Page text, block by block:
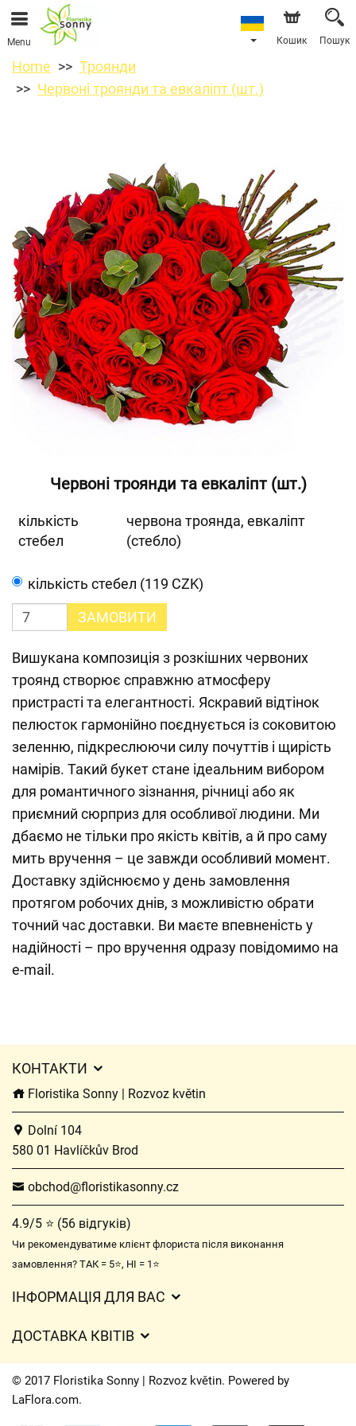
Menu Кошик Пошук
Home
Троянди
Червоні троянди та евкаліпт (шт.)
Червоні троянди та евкаліпт (шт.)
кількість
стебел
червона троянда, евкаліпт
(стебло)
кількість стебел (119 CZK)
ЗАМОВИТИ
Вишукана композиція з розкішних червоних
троянд створює справжню атмосферу
пристрасті та елегантності. Яскравий відтінок
пелюсток гармонійно поєднується із соковитою
зеленню, підкреслюючи силу почуттів і щирість
намірів. Такий букет стане ідеальним вибором
для романтичного зізнання, річниці або як
приємний сюрприз для особливої людини. Ми
дбаємо не тільки про якість квітів, а й про саму
мить вручення – це завжди особливий момент.
Доставку здійснюємо у день замовлення
протягом робочих днів, з можливістю обрати
точний час доставки. Ви маєте впевненість у
надійності – про вручення одразу повідомимо на
e-mail.
КОНТАКТИ
Floristika Sonny | Rozvoz květin
Dolní 104
580 01 Havlíčkův Brod
obchod@floristikasonny.cz
4.9/5 ⭐ (56 відгуків)
Чи рекомендуватиме клієнт флориста після виконання
замовлення? ТАК = 5⭐, НІ = 1⭐
ІНФОРМАЦІЯ ДЛЯ ВАС
Захист персональних даних
Час доставки квітів – огляд можливостей
ДОСТАВКА КВІТІВ
Вартість доставки
Куди ми доставляємо квіти
© 2017 Floristika Sonny | Rozvoz květin. Powered by
LaFlora.com.